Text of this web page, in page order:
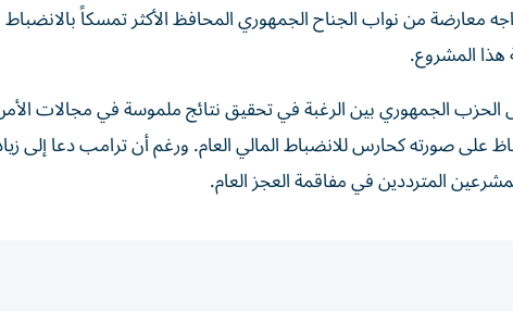
معارضة من نواب الجناح الجمهوري المحافظ الأكثر تمسكاً
المشروع.
الجمهوري بين الرغبة في تحقيق نتائج ملموسة في مجالات
على صورته كحارس للانضباط المالي العام. ورغم أن ترامب دعا إلى
المترددين في مفاقمة العجز العام.